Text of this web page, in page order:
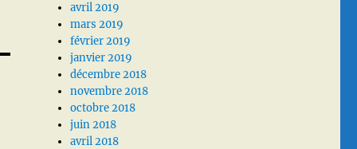
avril 2019
mars 2019
février 2019
janvier 2019
décembre 2018
novembre 2018
octobre 2018
juin 2018
avril 2018